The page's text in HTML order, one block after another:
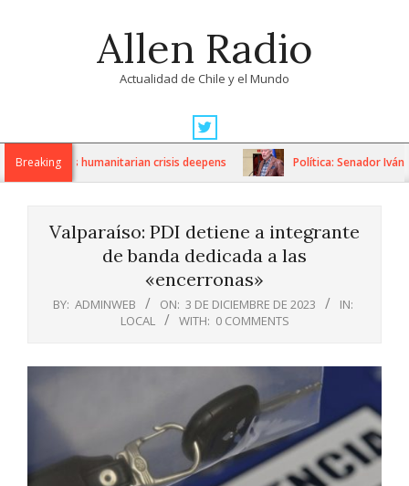
Allen Radio
Actualidad de Chile y el Mundo
Navigation
MenuBreakingas humanitarian crisis deepens Política: Senador Iván
Valparaíso: PDI detiene a integrante
de banda dedicada a las
«encerronas»
BY: ADMINWEB ON: 3 DE DICIEMBRE DE 2023
IN:
LOCAL
WITH: 0 COMMENTS